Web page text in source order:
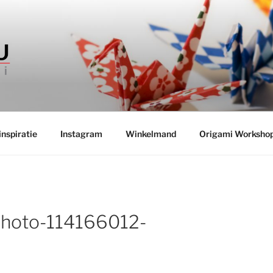
TSURU
Instagram Winkelmand Origami
114166012-